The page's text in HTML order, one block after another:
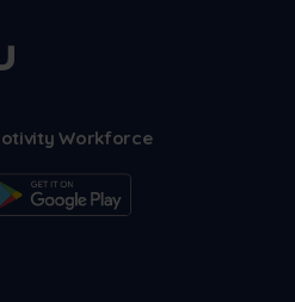
Workforce